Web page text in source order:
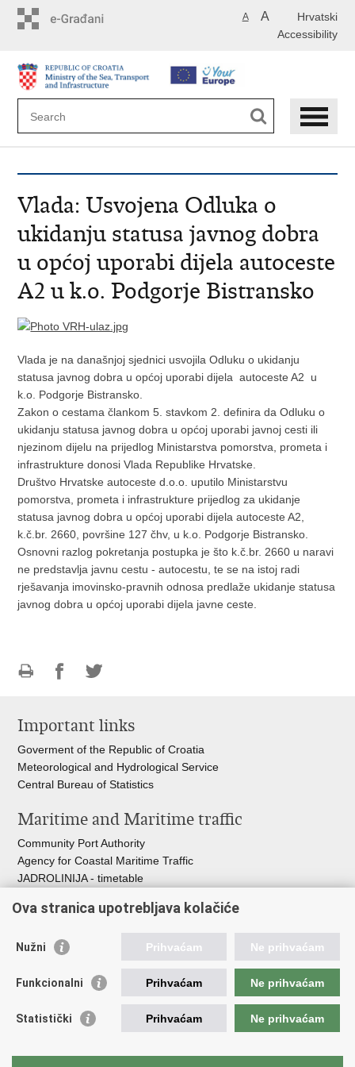
Hrvatski
A A
Accessibility
Vlada: Usvojena Odluka o
ukidanju statusa javnog dobra
u općoj uporabi dijela autoceste
A2 u k.o. Podgorje Bistransko
Vlada je na današnjoj sjednici usvojila Odluku o ukidanju
statusa javnog dobra u općoj uporabi dijela autoceste A2 u
k.o. Podgorje Bistransko.
Zakon o cestama člankom 5. stavkom 2. definira da Odluku o
ukidanju statusa javnog dobra u općoj uporabi javnoj cesti ili
njezinom dijelu na prijedlog Ministarstva pomorstva, prometa i
infrastrukture donosi Vlada Republike Hrvatske.
Društvo Hrvatske autoceste d.o.o. uputilo Ministarstvu
pomorstva, prometa i infrastrukture prijedlog za ukidanje
statusa javnog dobra u općoj uporabi dijela autoceste A2,
k.č.br. 2660, površine 127 čhv, u k.o. Podgorje Bistransko.
Osnovni razlog pokretanja postupka je što k.č.br. 2660 u naravi
ne predstavlja javnu cestu - autocestu, te se na istoj radi
rješavanja imovinsko-pravnih odnosa predlaže ukidanje statusa
javnog dobra u općoj uporabi dijela javne ceste.
page
FacebookTwitteru
Important links
Goverment of the Republic of Croatia
Meteorological and Hydrological Service
Central Bureau of Statistics
Maritime and Maritime traffic
Community Port Authority
Agency for Coastal Maritime Traffic
JADROLINIJA - timetable
Croatian Motorways
Bus station Zagreb
Craotian Railways Passenger Transport
Zagreb International Airport - Franjo Tuđman
Ova stranica upotrebljava kolačiće
Nužni Prihvaćam Ne prihvaćam
Funkcionalni Prihvaćam Ne prihvaćam
Statistički Prihvaćam Ne prihvaćam